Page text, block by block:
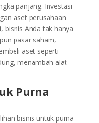
panjang. Investasi
aset perusahaan
bisnis Anda tak hanya
pasar saham,
aset seperti
menambah alat
Purna
bisnis untuk purna